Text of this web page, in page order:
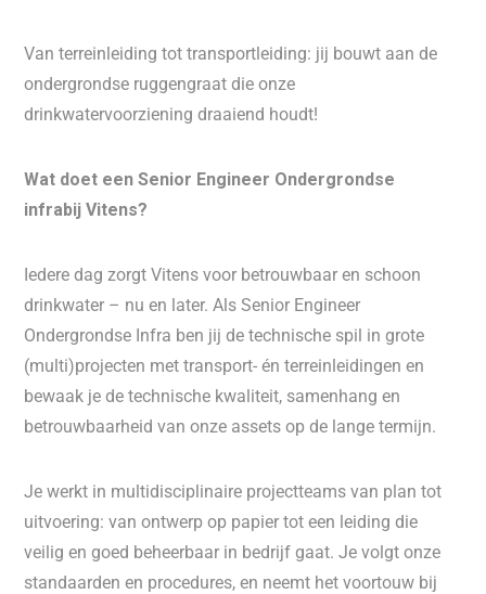
Van terreinleiding tot transportleiding: jij bouwt aan de
ondergrondse ruggengraat die onze
drinkwatervoorziening draaiend houdt!
Wat doet een Senior Engineer Ondergrondse
infrabij Vitens?
Iedere dag zorgt Vitens voor betrouwbaar en schoon
drinkwater – nu en later. Als Senior Engineer
Ondergrondse Infra ben jij de technische spil in grote
(multi)projecten met transport- én terreinleidingen en
bewaak je de technische kwaliteit, samenhang en
betrouwbaarheid van onze assets op de lange termijn.
Je werkt in multidisciplinaire projectteams van plan tot
uitvoering: van ontwerp op papier tot een leiding die
veilig en goed beheerbaar in bedrijf gaat. Je volgt onze
standaarden en procedures, en neemt het voortouw bij